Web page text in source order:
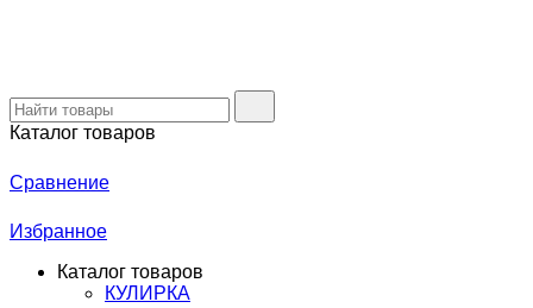
Каталог товаров
Сравнение
Избранное
Каталог товаров
КУЛИРКА